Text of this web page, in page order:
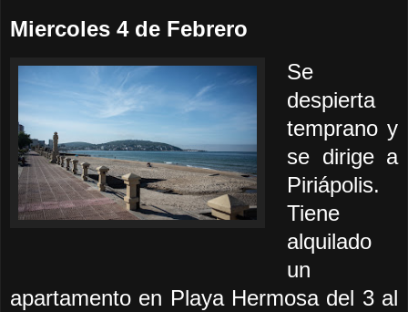
Miercoles 4 de Febrero
Se
despierta
temprano y
se dirige a
Piriápolis.
Tiene
alquilado
un
apartamento en Playa Hermosa del 3 al